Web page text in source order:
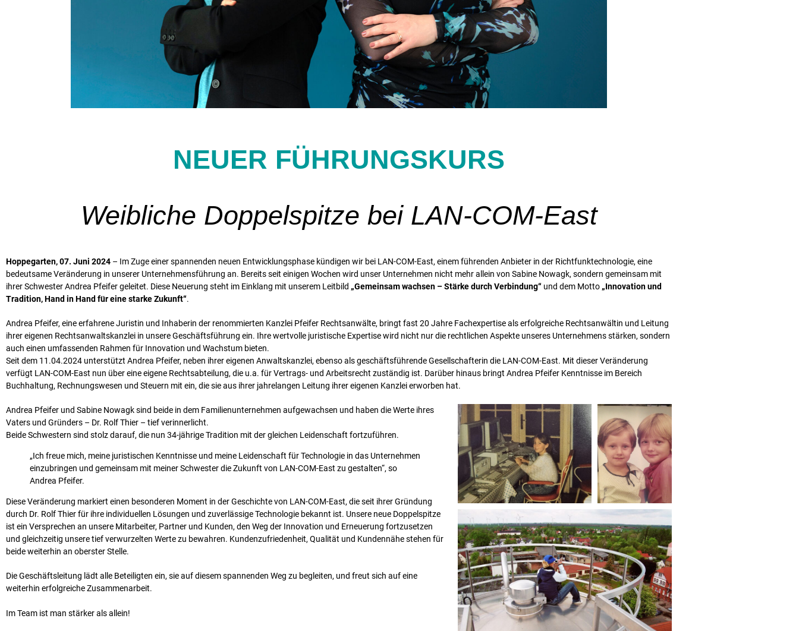
NEUER FÜHRUNGSKURS
Weibliche Doppelspitze bei LAN-COM-East
Hoppegarten, 07. Juni 2024 – Im Zuge einer spannenden neuen Entwicklungsphase kündigen wir bei LAN-COM-East, einem führenden Anbieter in der Richtfunktechnologie, eine
bedeutsame Veränderung in unserer Unternehmensführung an. Bereits seit einigen Wochen wird unser Unternehmen nicht mehr allein von Sabine Nowagk, sondern gemeinsam mit
ihrer Schwester Andrea Pfeifer geleitet. Diese Neuerung steht im Einklang mit unserem Leitbild „Gemeinsam wachsen – Stärke durch Verbindung“ und dem Motto „Innovation und
Tradition, Hand in Hand für eine starke Zukunft“.
Andrea Pfeifer, eine erfahrene Juristin und Inhaberin der renommierten Kanzlei Pfeifer Rechtsanwälte, bringt fast 20 Jahre Fachexpertise als erfolgreiche Rechtsanwältin und Leitung
ihrer eigenen Rechtsanwaltskanzlei in unsere Geschäftsführung ein. Ihre wertvolle juristische Expertise wird nicht nur die rechtlichen Aspekte unseres Unternehmens stärken, sondern
auch einen umfassenden Rahmen für Innovation und Wachstum bieten.
Seit dem 11.04.2024 unterstützt Andrea Pfeifer, neben ihrer eigenen Anwaltskanzlei, ebenso als geschäftsführende Gesellschafterin die LAN-COM-East. Mit dieser Veränderung
verfügt LAN-COM-East nun über eine eigene Rechtsabteilung, die u.a. für Vertrags- und Arbeitsrecht zuständig ist. Darüber hinaus bringt Andrea Pfeifer Kenntnisse im Bereich
Buchhaltung, Rechnungswesen und Steuern mit ein, die sie aus ihrer jahrelangen Leitung ihrer eigenen Kanzlei erworben hat.
Andrea Pfeifer und Sabine Nowagk sind beide in dem Familienunternehmen aufgewachsen und haben die Werte ihres
Vaters und Gründers – Dr. Rolf Thier – tief verinnerlicht.
Beide Schwestern sind stolz darauf, die nun 34-jährige Tradition mit der gleichen Leidenschaft fortzuführen.
„Ich freue mich, meine juristischen Kenntnisse und meine Leidenschaft für Technologie in das Unternehmen
einzubringen und gemeinsam mit meiner Schwester die Zukunft von LAN-COM-East zu gestalten“, so
Andrea Pfeifer.
Diese Veränderung markiert einen besonderen Moment in der Geschichte von LAN-COM-East, die seit ihrer Gründung
durch Dr. Rolf Thier für ihre individuellen Lösungen und zuverlässige Technologie bekannt ist. Unsere neue Doppelspitze
ist ein Versprechen an unsere Mitarbeiter, Partner und Kunden, den Weg der Innovation und Erneuerung fortzusetzen
und gleichzeitig unsere tief verwurzelten Werte zu bewahren. Kundenzufriedenheit, Qualität und Kundennähe stehen für
beide weiterhin an oberster Stelle.
Die Geschäftsleitung lädt alle Beteiligten ein, sie auf diesem spannenden Weg zu begleiten, und freut sich auf eine
weiterhin erfolgreiche Zusammenarbeit.
Im Team ist man stärker als allein!